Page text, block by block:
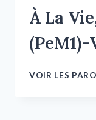
À La
VOIR LES